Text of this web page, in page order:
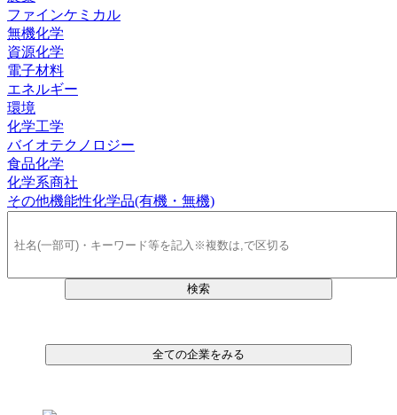
ファインケミカル
無機化学
資源化学
電子材料
エネルギー
環境
化学工学
バイオテクノロジー
食品化学
化学系商社
その他機能性化学品(有機・無機)
検索
全ての企業をみる